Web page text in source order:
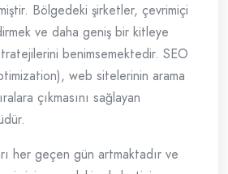
Bölgedeki şirketler, çevrimiçi
ve daha geniş bir kitleye
benimsemektedir. SEO
web sitelerinin arama
çıkmasını sağlayan
her geçen gün artmaktadır ve